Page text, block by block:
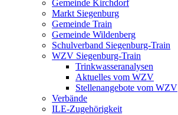
Gemeinde Kirchdorf
Markt Siegenburg
Gemeinde Train
Gemeinde Wildenberg
Schulverband Siegenburg-Train
WZV Siegenburg-Train
Trinkwasseranalysen
Aktuelles vom WZV
Stellenangebote vom WZV
Verbände
ILE-Zugehörigkeit